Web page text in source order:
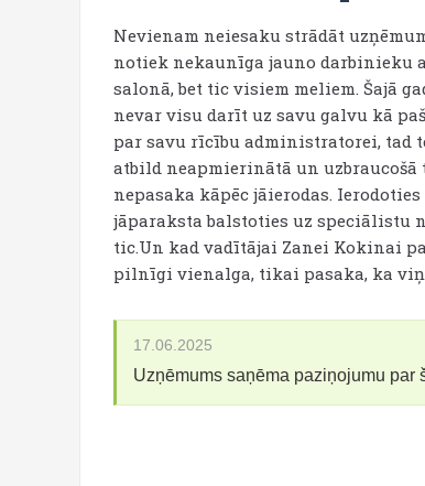
Nevienam neiesaku strādāt
notiek nekaunīga jauno darbinieku
salonā, bet tic visiem meliem. Šajā
nevar visu darīt uz savu galvu kā
par savu rīcību administratorei, tad
atbild neapmierinātā un
nepasaka kāpēc jāierodas.
jāparaksta balstoties uz speciālistu
tic.Un kad vadītājai Zanei Kokinai
pilnīgi vienalga, tikai pasaka, ka
17.06.2025
Uzņēmums saņēma paziņojumu par